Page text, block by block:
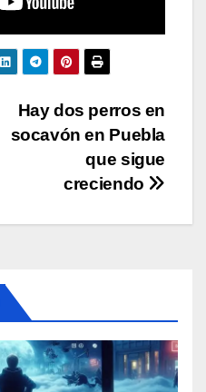
Hay dos perros en
socavón en Puebla
que sigue
creciendo